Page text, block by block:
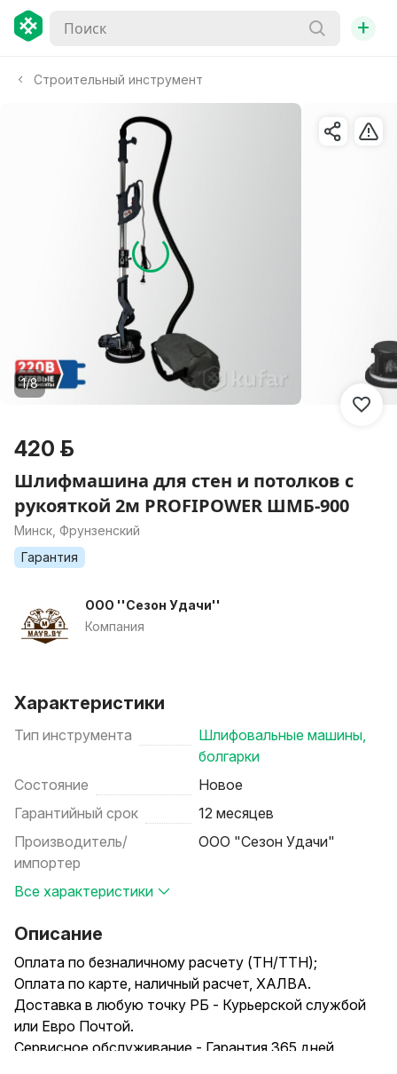
+
Строительный инструмент
1/8
420 р.
Шлифмашина для стен и потолков с
рукояткой 2м PROFIPOWER ШМБ-900
Минск, Фрунзенский
Гарантия
ООО ''Сезон Удачи''
Компания
Характеристики
Тип инструмента
Шлифовальные машины,
болгарки
Состояние
Новое
Гарантийный срок
12 месяцев
Производитель/
импортер
ООО "Сезон Удачи"
Все характеристики
Описание
Оплата по безналичному расчету (ТН/ТТН);
Оплата по карте, наличный расчет, ХАЛВА.
Доставка в любую точку РБ - Курьерской службой
или Евро Почтой.
Сервисное обслуживание - Гарантия 365 дней.